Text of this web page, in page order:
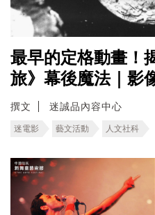
最早的定格動畫！
旅》幕後魔法｜影
撰文 迷誠品內容中心
迷電影 藝文活動 人文社科